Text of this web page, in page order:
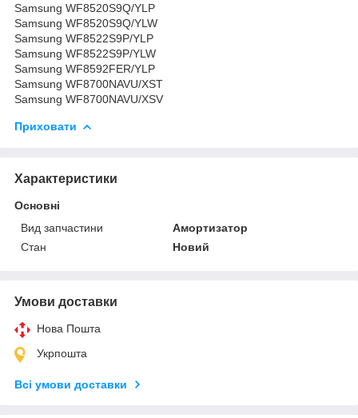
Samsung WF8520S9Q/YLP
Samsung WF8520S9Q/YLW
Samsung WF8522S9P/YLP
Samsung WF8522S9P/YLW
Samsung WF8592FER/YLP
Samsung WF8700NAVU/XST
Samsung WF8700NAVU/XSV
Приховати
Характеристики
Основні
Вид запчастини
Амортизатор
Стан
Новий
Умови доставки
Нова Пошта
Укрпошта
Всі умови доставки